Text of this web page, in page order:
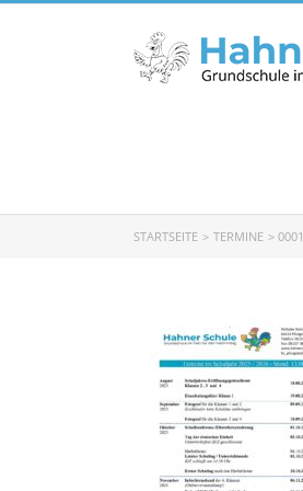
Zum
STARTSEITE TERMINE 0001